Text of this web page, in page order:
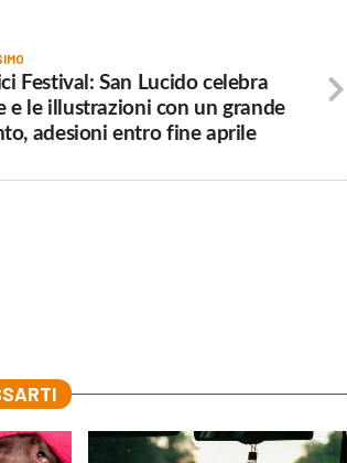
Festival: San Lucido celebra
e le illustrazioni con un grande
adesioni entro fine aprile